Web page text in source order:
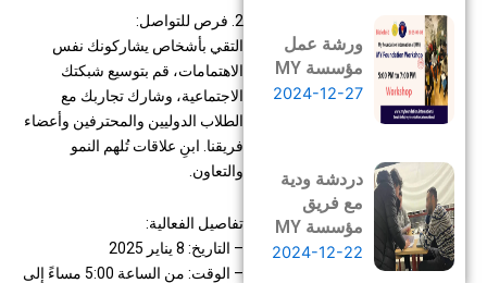
2. فرص للتواصل:
التقي بأشخاص يشاركونك نفس
الاهتمامات، قم بتوسيع شبكتك
الاجتماعية، وشارك تجاربك مع
الطلاب الدوليين والمحترفين وأعضاء
فريقنا. ابنِ علاقات تُلهم النمو
والتعاون.
تفاصيل الفعالية:
– التاريخ: 8 يناير 2025
– الوقت: من الساعة 5:00 مساءً إلى
ورشة عمل
مؤسسة MY
2024-12-27
دردشة ودية
مع فريق
مؤسسة MY
2024-12-22